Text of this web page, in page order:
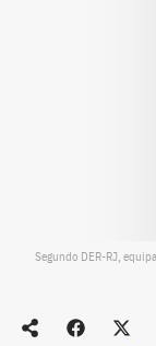
Segundo DER-RJ,